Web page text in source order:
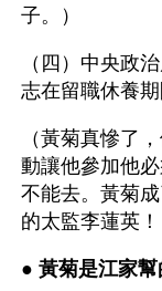
子。）
（四）中央政
志在留職休養期
（黃菊真慘了
動讓他參加他
不能去。黃菊
的太監李蓮英！
● 黃菊是江家